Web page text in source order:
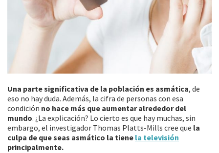
Una parte significativa de la población es asmática, de
eso no hay duda. Además, la cifra de personas con esa
condición no hace más que aumentar alrededor del
mundo. ¿La explicación? Lo cierto es que hay muchas, sin
embargo, el investigador Thomas Platts-Mills cree que la
culpa de que seas asmático la tiene la televisión
principalmente.